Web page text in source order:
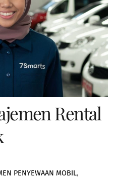
Rental
PENYEWAAN MOBIL,